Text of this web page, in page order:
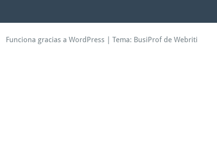
Funciona gracias a WordPress | Tema: BusiProf de Webriti